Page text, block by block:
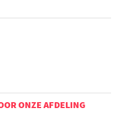
ONZE AFDELING